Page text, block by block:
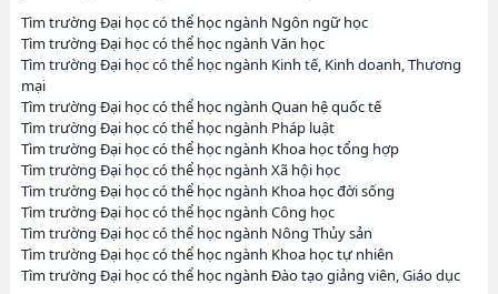
Tìm trường Đại học có thể học ngành Ngôn ngữ học
Tìm trường Đại học có thể học ngành Văn học
Tìm trường Đại học có thể học ngành Kinh tế, Kinh doanh, Thương
mại
Tìm trường Đại học có thể học ngành Quan hệ quốc tế
Tìm trường Đại học có thể học ngành Pháp luật
Tìm trường Đại học có thể học ngành Khoa học tổng hợp
Tìm trường Đại học có thể học ngành Xã hội học
Tìm trường Đại học có thể học ngành Khoa học đời sống
Tìm trường Đại học có thể học ngành Công học
Tìm trường Đại học có thể học ngành Nông Thủy sản
Tìm trường Đại học có thể học ngành Khoa học tự nhiên
Tìm trường Đại học có thể học ngành Đào tạo giảng viên, Giáo dục